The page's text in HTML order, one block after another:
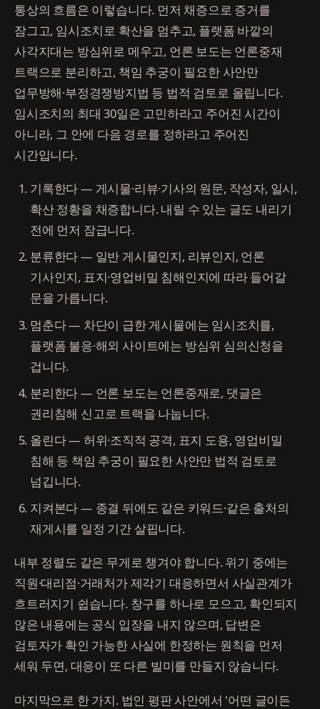
통상의 흐름은 이렇습니다. 먼저 채증으로 증거를
잠그고, 임시조치로 확산을 멈추고, 플랫폼 바깥의
사각지대는 방심위로 메우고, 언론 보도는 언론중재
트랙으로 분리하고, 책임 추궁이 필요한 사안만
업무방해·부정경쟁방지법 등 법적 검토로 올립니다.
임시조치의 최대 30일은 고민하라고 주어진 시간이
아니라, 그 안에 다음 경로를 정하라고 주어진
시간입니다.
기록한다 — 게시물·리뷰·기사의 원문, 작성자, 일시,
확산 정황을 채증합니다. 내릴 수 있는 글도 내리기
전에 먼저 잠급니다.
분류한다 — 일반 게시물인지, 리뷰인지, 언론
기사인지, 표지·영업비밀 침해인지에 따라 들어갈
문을 가릅니다.
멈춘다 — 차단이 급한 게시물에는 임시조치를,
플랫폼 불응·해외 사이트에는 방심위 심의신청을
겁니다.
분리한다 — 언론 보도는 언론중재로, 댓글은
권리침해 신고로 트랙을 나눕니다.
올린다 — 허위·조직적 공격, 표지 도용, 영업비밀
침해 등 책임 추궁이 필요한 사안만 법적 검토로
넘깁니다.
지켜본다 — 종결 뒤에도 같은 키워드·같은 출처의
재게시를 일정 기간 살핍니다.
내부 정렬도 같은 무게로 챙겨야 합니다. 위기 중에는
직원·대리점·거래처가 제각기 대응하면서 사실관계가
흐트러지기 쉽습니다. 창구를 하나로 모으고, 확인되지
않은 내용에는 공식 입장을 내지 않으며, 답변은
검토자가 확인 가능한 사실에 한정하는 원칙을 먼저
세워 두면, 대응이 또 다른 빌미를 만들지 않습니다.
마지막으로 한 가지. 법인 평판 사안에서 '어떤 글이든